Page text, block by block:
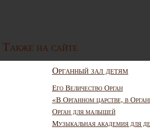
Также на сайте
Органный зал детям
Его Величество Орган
«В Органном царстве, в
Орган для малышей
Музыкальная академия для